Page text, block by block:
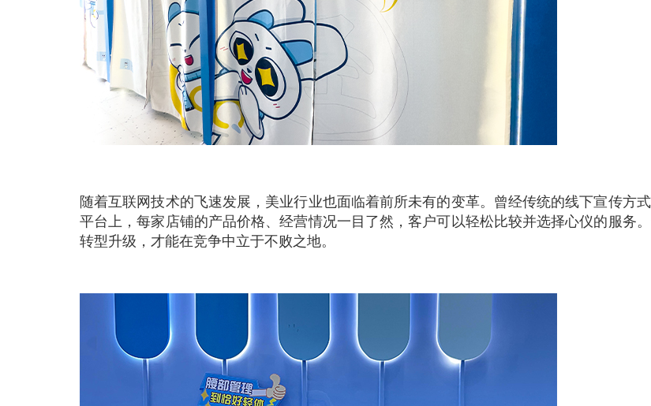
随着互联网技术的飞速发展，美业行业也面临着前所未有的变革。曾经传统的线下宣传方
平台上，每家店铺的产品价格、经营情况一目了然，客户可以轻松比较并选择心仪的服务
转型升级，才能在竞争中立于不败之地。